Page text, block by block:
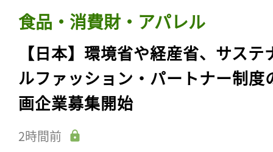
食品・消費財・アパレル
【日本】環境省や経産省、サステ
ルファッション・パートナー制度
画企業募集開始
2時間前